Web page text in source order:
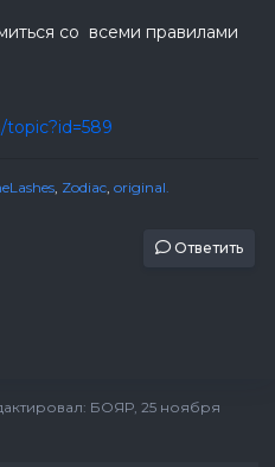
со всеми правилами
Zodiac original.
Ответить
БОЯР , 25 ноября